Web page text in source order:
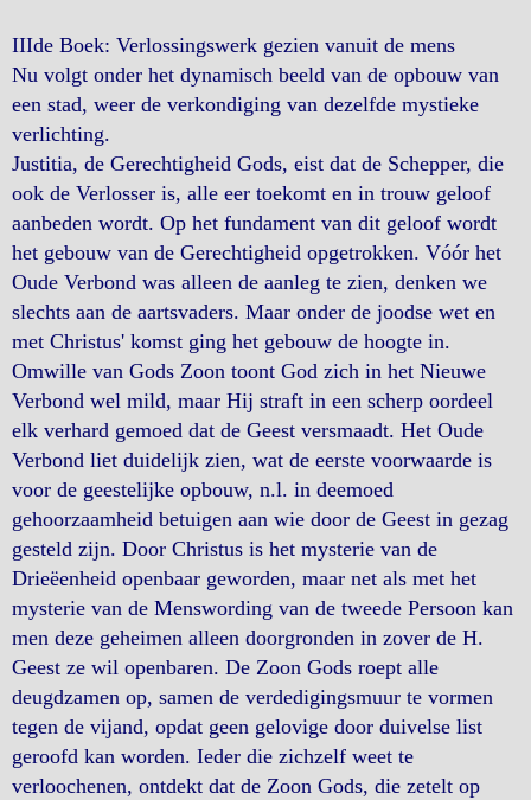
IIIde Boek: Verlossingswerk gezien vanuit de mens
Nu volgt onder het dynamisch beeld van de opbouw van
een stad, weer de verkondiging van dezelfde mystieke
verlichting.
Justitia, de Gerechtigheid Gods, eist dat de Schepper, die
ook de Verlosser is, alle eer toekomt en in trouw geloof
aanbeden wordt. Op het fundament van dit geloof wordt
het gebouw van de Gerechtigheid opgetrokken. Vóór het
Oude Verbond was alleen de aanleg te zien, denken we
slechts aan de aartsvaders. Maar onder de joodse wet en
met Christus' komst ging het gebouw de hoogte in.
Omwille van Gods Zoon toont God zich in het Nieuwe
Verbond wel mild, maar Hij straft in een scherp oordeel
elk verhard gemoed dat de Geest versmaadt. Het Oude
Verbond liet duidelijk zien, wat de eerste voorwaarde is
voor de geestelijke opbouw, n.l. in deemoed
gehoorzaamheid betuigen aan wie door de Geest in gezag
gesteld zijn. Door Christus is het mysterie van de
Drieëenheid openbaar geworden, maar net als met het
mysterie van de Menswording van de tweede Persoon kan
men deze geheimen alleen doorgronden in zover de H.
Geest ze wil openbaren. De Zoon Gods roept alle
deugdzamen op, samen de verdedigingsmuur te vormen
tegen de vijand, opdat geen gelovige door duivelse list
geroofd kan worden. Ieder die zichzelf weet te
verloochenen, ontdekt dat de Zoon Gods, die zetelt op